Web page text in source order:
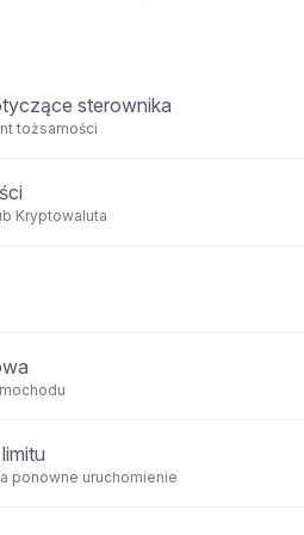
sterownika
tożsamości
co najmniej 23 lata i posiadać
lub dowód osobisty). Niektóre
2 lata.
Kryptowaluta
pojazdów można dokonać za
rezerwacji, aby
pojazdu wymagana będzie
ciągu 5-10 dni roboczych po
zwrócony z takim samym
ponowne uruchomienie